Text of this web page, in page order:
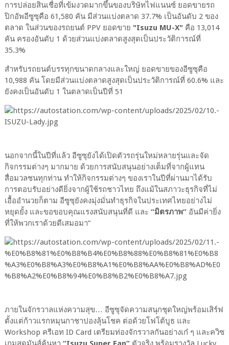
การปล่อยสินเชื่อที่เข้มงวดมากขึ้นของบริษัทไฟแนนซ์ ยอดขายรถ
ปิกอัพอีซูซุคือ 61,580 คัน มีส่วนแบ่งตลาด 37.7% เป็นอันดับ 2 ของ
ตลาด ในส่วนของรถยนต์ PPV ยอดขาย "Isuzu MU-X" คือ 13,014
คัน ครองอันดับ 1 ด้วยส่วนแบ่งตลาดสูงสุดเป็นประวัติการณ์ที่
35.3%
สำหรับรถยนต์บรรทุกขนาดกลางและใหญ่ ยอดขายของอีซูซุคือ
10,988 คัน โดยมีส่วนแบ่งตลาดสูงสุดเป็นประวัติการณ์ที่ 60.6% และ
ยังคงเป็นอันดับ 1 ในตลาดเป็นปีที่ 51
นอกจากนี้ในปีที่แล้ว อีซูซุยังได้เปิดตัวรถรุ่นใหม่หลายรุ่นและจัด
กิจกรรมต่างๆ มากมาย ด้วยการสนับสนุนอย่างเต็มที่จากผู้แทน
สื่อมวลชนทุกท่าน ทำให้กิจกรรมต่างๆ ของเราในปีที่ผ่านมาได้รับ
การตอบรับอย่างดียิ่งจากผู้ใช้รถชาวไทย ถึงแม้ในสภาวะธุรกิจที่ไม่
เอื้ออำนวยก็ตาม อีซูซุยังคงมุ่งมั่นทำธุรกิจในประเทศไทยอย่างไม่
หยุดยั้ง และขอขอบคุณแรงสนับสนุนที่ดี และ “มิตรภาพ”อันมีค่ายิ่ง
ที่ให้พวกเราด้วยดีเสมอมา”
ภายในจักรวาลแห่งความสุข… อีซูซุจัดความสนุกชุดใหญ่พร้อมเสิร์ฟ
ตั้งแต่ก้าวแรกหมุนกาชาปองลุ้นโชค ต่อด้วยโฟโต้บูธ และ
Workshop ครีเอท ID Card เตรียมท่องจักรวาลกันอย่างเก๋ ๆ และควิซ